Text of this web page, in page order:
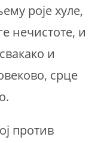
роје хуле,
нечистоте, и
и
срце
против